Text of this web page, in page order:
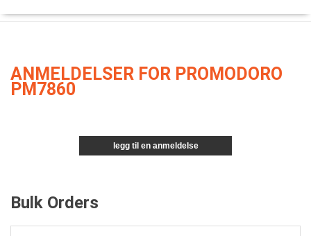
ANMELDELSER FOR PROMODORO
PM7860
legg til en anmeldelse
Bulk Orders